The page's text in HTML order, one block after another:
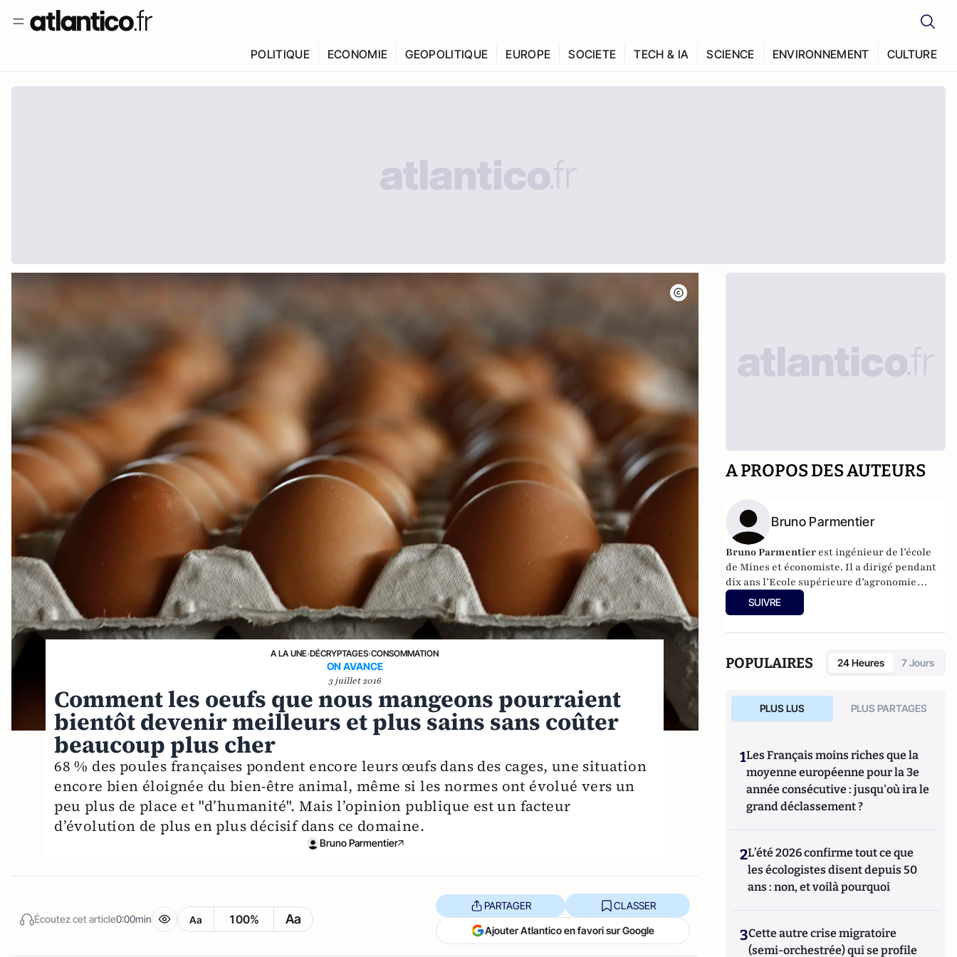
POLITIQUE ECONOMIE GEOPOLITIQUE EUROPE SOCIETE TECH & IA SCIENCE ENVIRONNEMENT CULTURE
A LA UNE›DÉCRYPTAGES›CONSOMMATION
ON AVANCE
3 juillet 2016
Comment les oeufs que nous mangeons pourraient
bientôt devenir meilleurs et plus sains sans coûter
beaucoup plus cher
68 % des poules françaises pondent encore leurs œufs dans des cages, une situation
encore bien éloignée du bien-être animal, même si les normes ont évolué vers un
peu plus de place et "d’humanité". Mais l’opinion publique est un facteur
d’évolution de plus en plus décisif dans ce domaine.
Bruno Parmentier
Écoutez cet article0:00min Aa 100% Aa
PARTAGER CLASSER
Ajouter Atlantico en favori sur Google
A PROPOS DES AUTEURS
Bruno Parmentier
Bruno Parmentier est ingénieur de l’école
de Mines et économiste. Il a dirigé pendant
dix ans l’Ecole supérieure d’agronomie
d’Angers (ESA). Il est également l’auteur de
livres sur les enjeux alimentaires :
et tient un blognourrir-manger.fr
SUIVRE
POPULAIRES 24 Heures 7 Jours
PLUS LUS PLUS PARTAGES
1Les Français moins riches que la
moyenne européenne pour la 3e
année consécutive : jusqu'où ira le
grand déclassement ?
2L’été 2026 confirme tout ce que
les écologistes disent depuis 50
ans : non, et voilà pourquoi
3Cette autre crise migratoire
(semi-orchestrée) qui se profile